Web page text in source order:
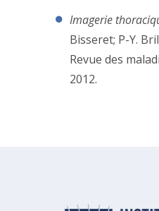
Imagerie
Bisseret; P-Y.
Revue des
2012.